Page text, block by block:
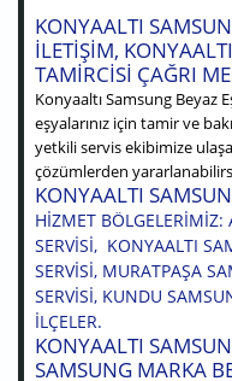
KONYAALTI
ILETIŞIM,
TAMIRCISI ÇAĞRI
Konyaaltı Samsung Beyaz
eşyalarınız için tamir ve
yetkili servis ekibimize
çözümlerden
KONYAALTI
HIZMET
SERVISI, KONYAALTI
SERVISI, MURATPAŞA
SERVISI, KUNDU
ILÇELER.
KONYAALTI
SAMSUNG MARKA